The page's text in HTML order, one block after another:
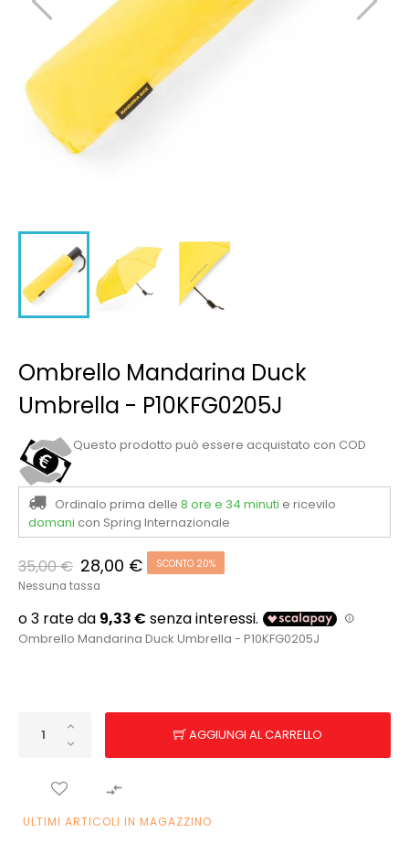
Ombrello Mandarina Duck
Umbrella - P10KFG0205J
Questo prodotto può essere acquistato con COD
Ordinalo prima delle 8 ore e 34 minuti e ricevilo
domani con Spring Internazionale
35,00 € 28,00 € SCONTO 20%
Nessuna tassa
Ombrello Mandarina Duck Umbrella - P10KFG0205J
AGGIUNGI AL CARRELLO

ULTIMI ARTICOLI IN MAGAZZINO